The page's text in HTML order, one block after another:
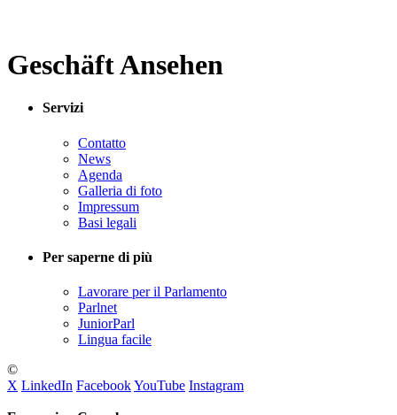
Geschäft Ansehen
Servizi
Contatto
News
Agenda
Galleria di foto
Impressum
Basi legali
Per saperne di più
Lavorare per il Parlamento
Parlnet
JuniorParl
Lingua facile
©
X LinkedIn FacebookYouTube Instagram